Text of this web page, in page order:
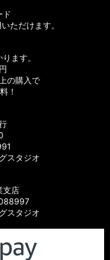
ド
ただけます。
ます。
の購入で
！
スタジオ
支店
スタジオ